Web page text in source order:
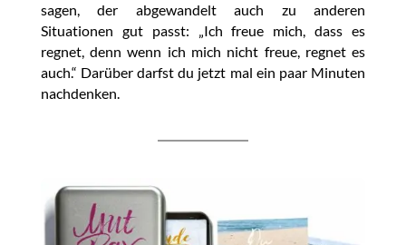
sagen, der abgewandelt auch zu anderen
Situationen gut passt: „Ich freue mich, dass es
regnet, denn wenn ich mich nicht freue, regnet es
auch.“ Darüber darfst du jetzt mal ein paar Minuten
nachdenken.